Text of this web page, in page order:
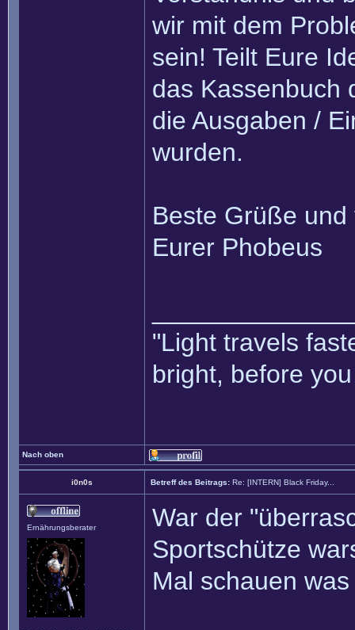
wir mit dem
sein! Teilt Eure
das Kassenbuch
die Ausgaben /
wurden.
Beste Grüße
Eurer Phobeus
"Light travels
bright, before
Nach oben
i0n0s Betreff des Beitrags: Re: [INTERN] Black Friday...
Ernährungsberater
War der
Sportschütze
Mal schauen